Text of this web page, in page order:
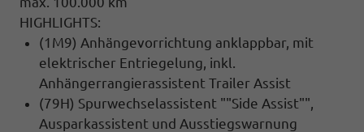
HIGHLIGHTS:
(1M9) Anhängevorrichtung anklappbar, mit
elektrischer Entriegelung, inkl.
Anhängerrangierassistent Trailer Assist
(79H) Spurwechselassistent ""Side Assist"",
Ausparkassistent und Ausstiegswarnung